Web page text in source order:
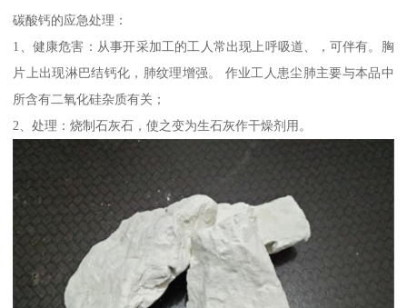
碳酸钙的应急处理：
1、健康危害：从事开采加工的工人常出现上呼吸道、，可伴有。胸
片上出现淋巴结钙化，肺纹理增强。 作业工人患尘肺主要与本品中
所含有二氧化硅杂质有关；
2、处理：烧制石灰石，使之变为生石灰作干燥剂用。